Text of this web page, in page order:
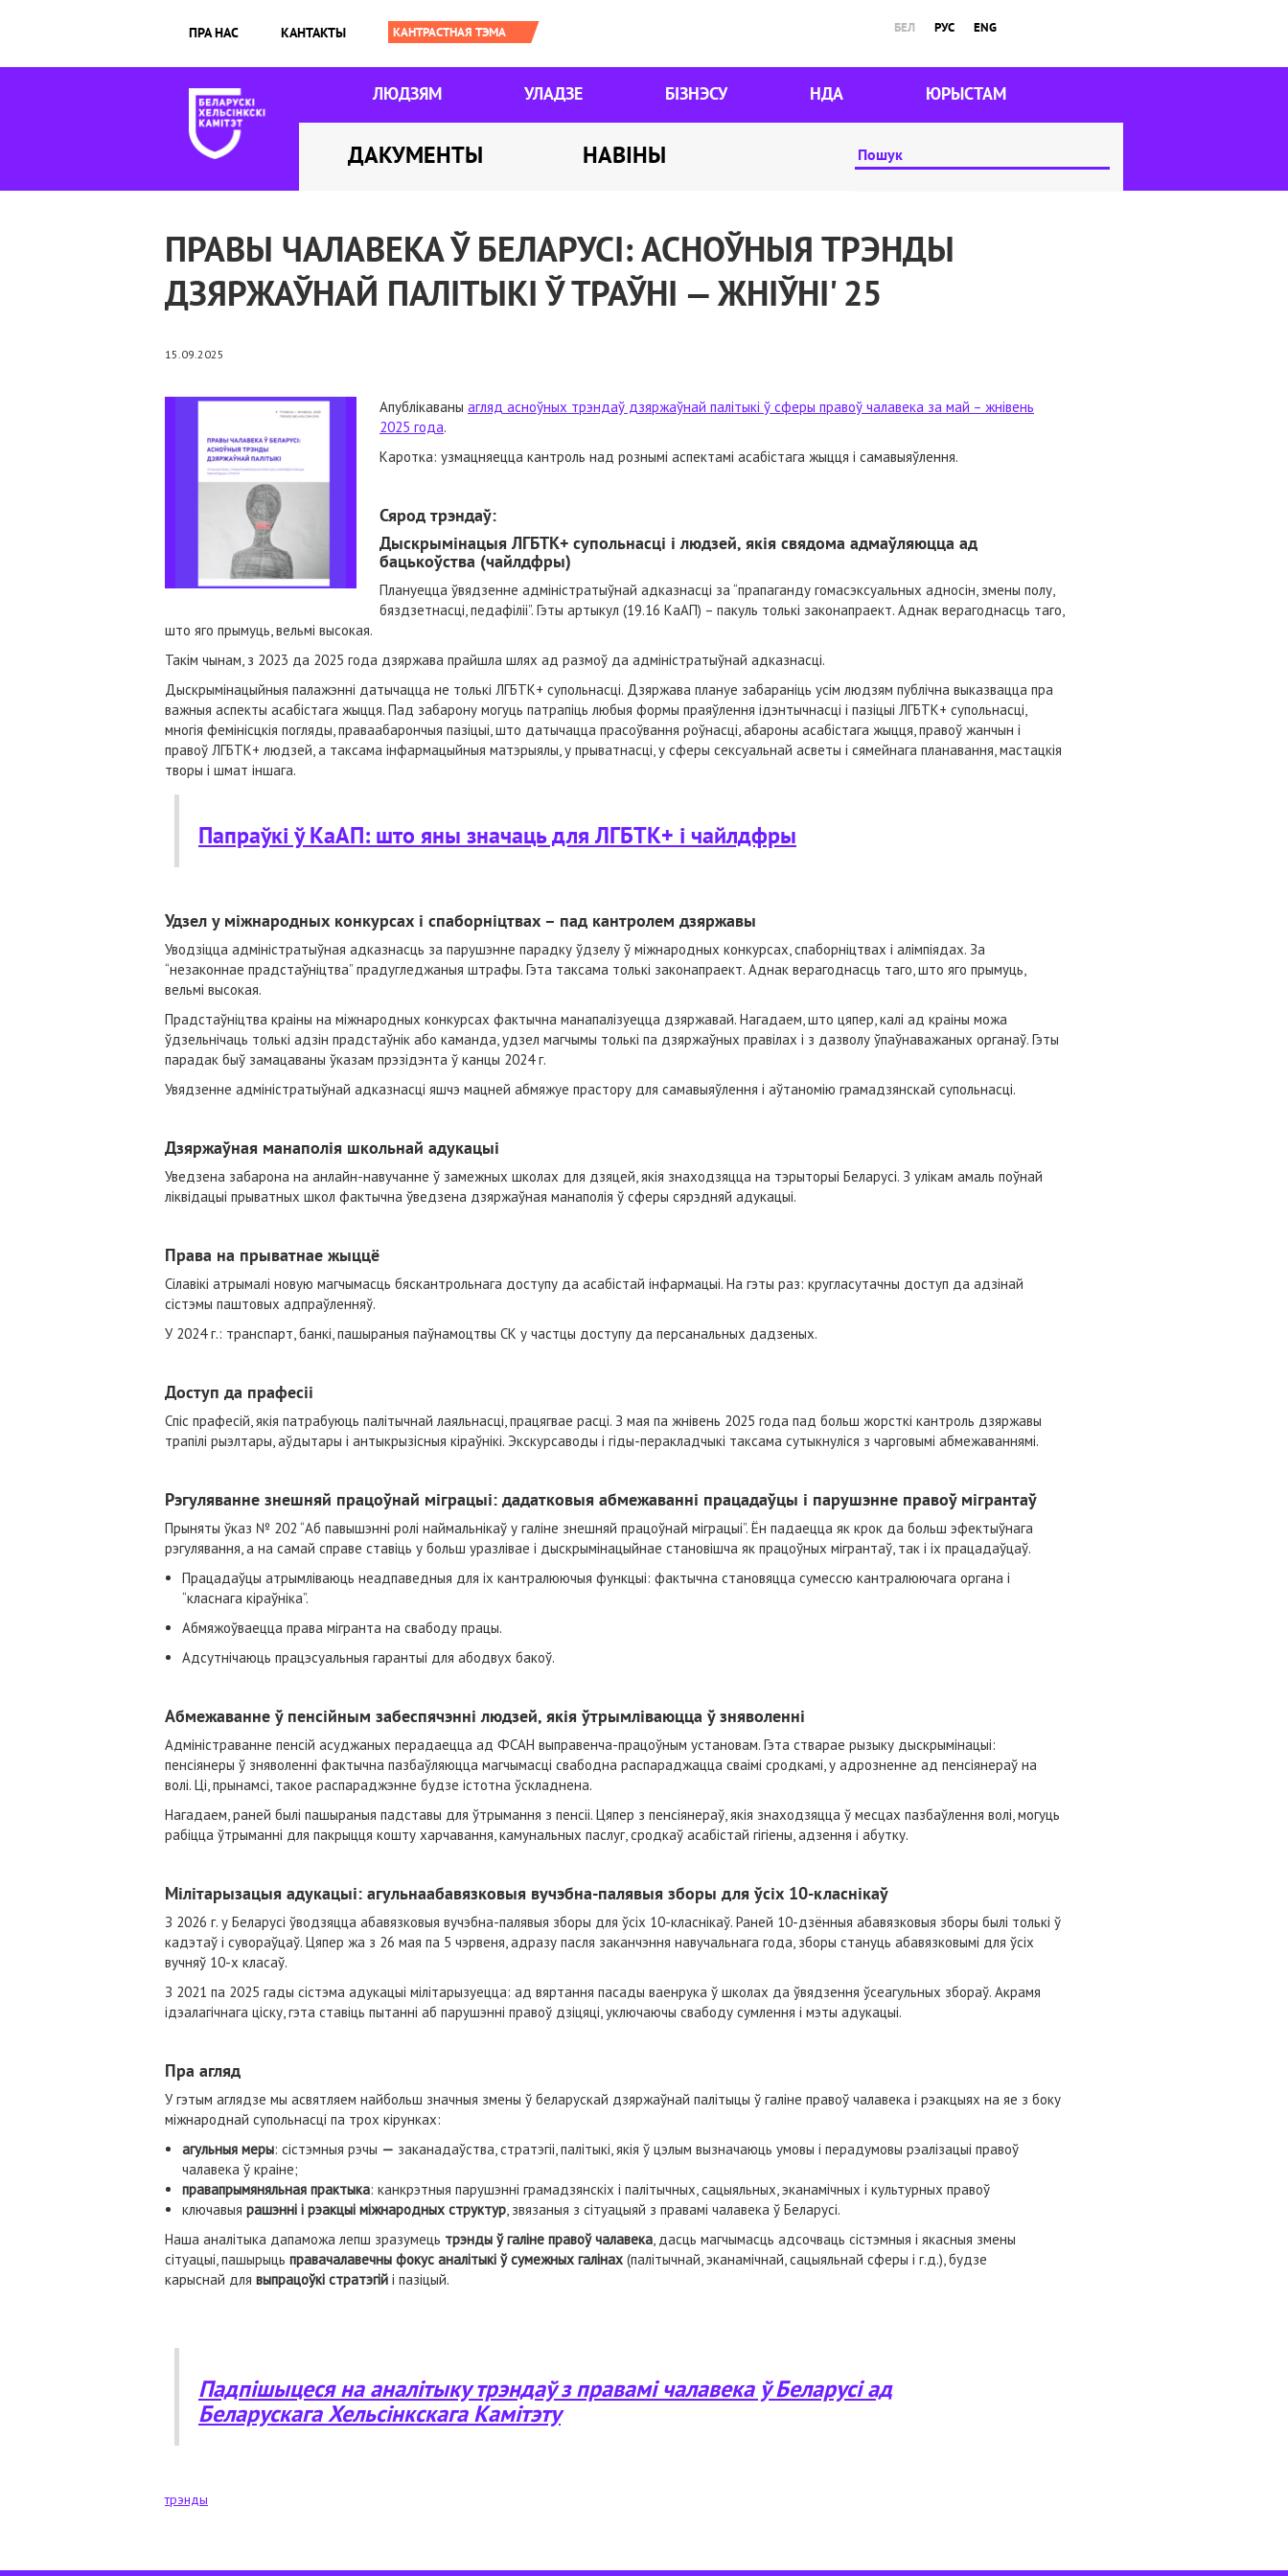
ПРА НАС КАНТАКТЫ БЕЛ РУС ENG
ЛЮДЗЯМ УЛАДЗЕ БІЗНЭСУ НДА ЮРЫСТАМ
ДАКУМЕНТЫ НАВІНЫ
ПРАВЫ ЧАЛАВЕКА Ў БЕЛАРУСІ: АСНОЎНЫЯ ТРЭНДЫ
ДЗЯРЖАЎНАЙ ПАЛІТЫКІ Ў ТРАЎНІ — ЖНІЎНІ' 25
15.09.2025
Апублікаваны агляд асноўных трэндаў дзяржаўнай палітыкі ў сферы правоў чалавека за май – жнівень
2025 года.
Каротка: узмацняецца кантроль над рознымі аспектамі асабістага жыцця і самавыяўлення.
Сярод трэндаў:
Дыскрымінацыя ЛГБТК+ супольнасці і людзей, якія свядома адмаўляюцца ад
бацькоўства (чайлдфры)
Плануецца ўвядзенне адміністратыўнай адказнасці за “прапаганду гомасэксуальных адносін, змены полу,
бяздзетнасці, педафіліі”. Гэты артыкул (19.16 КаАП) – пакуль толькі законапраект. Аднак верагоднасць таго,
што яго прымуць, вельмі высокая.
Такім чынам, з 2023 да 2025 года дзяржава прайшла шлях ад размоў да адміністратыўнай адказнасці.
Дыскрымінацыйныя палажэнні датычацца не толькі ЛГБТК+ супольнасці. Дзяржава плануе забараніць усім людзям публічна выказвацца пра
важныя аспекты асабістага жыцця. Пад забарону могуць патрапіць любыя формы праяўлення ідэнтычнасці і пазіцыі ЛГБТК+ супольнасці,
многія фемінісцкія погляды, праваабарончыя пазіцыі, што датычацца прасоўвання роўнасці, абароны асабістага жыцця, правоў жанчын і
правоў ЛГБТК+ людзей, а таксама інфармацыйныя матэрыялы, у прыватнасці, у сферы сексуальнай асветы і сямейнага планавання, мастацкія
творы і шмат іншага.
Папраўкі ў КаАП: што яны значаць для ЛГБТК+ і чайлдфры
Удзел у міжнародных конкурсах і спаборніцтвах – пад кантролем дзяржавы
Уводзіцца адміністратыўная адказнасць за парушэнне парадку ўдзелу ў міжнародных конкурсах, спаборніцтвах і алімпіядах. За
“незаконнае прадстаўніцтва” прадугледжаныя штрафы. Гэта таксама толькі законапраект. Аднак верагоднасць таго, што яго прымуць,
вельмі высокая.
Прадстаўніцтва краіны на міжнародных конкурсах фактычна манапалізуецца дзяржавай. Нагадаем, што цяпер, калі ад краіны можа
ўдзельнічаць толькі адзін прадстаўнік або каманда, удзел магчымы толькі па дзяржаўных правілах і з дазволу ўпаўнаважаных органаў. Гэты
парадак быў замацаваны ўказам прэзідэнта ў канцы 2024 г.
Увядзенне адміністратыўнай адказнасці яшчэ мацней абмяжуе прастору для самавыяўлення і аўтаномію грамадзянскай супольнасці.
Дзяржаўная манаполія школьнай адукацыі
Уведзена забарона на анлайн-навучанне ў замежных школах для дзяцей, якія знаходзяцца на тэрыторыі Беларусі. З улікам амаль поўнай
ліквідацыі прыватных школ фактычна ўведзена дзяржаўная манаполія ў сферы сярэдняй адукацыі.
Права на прыватнае жыццё
Сілавікі атрымалі новую магчымасць бяскантрольнага доступу да асабістай інфармацыі. На гэты раз: кругласутачны доступ да адзінай
сістэмы паштовых адпраўленняў.
У 2024 г.: транспарт, банкі, пашыраныя паўнамоцтвы СК у частцы доступу да персанальных дадзеных.
Доступ да прафесіі
Спіс прафесій, якія патрабуюць палітычнай лаяльнасці, працягвае расці. З мая па жнівень 2025 года пад больш жорсткі кантроль дзяржавы
трапілі рыэлтары, аўдытары і антыкрызісныя кіраўнікі. Экскурсаводы і гіды-перакладчыкі таксама сутыкнуліся з чарговымі абмежаваннямі.
Рэгуляванне знешняй працоўнай міграцыі: дадатковыя абмежаванні працадаўцы і парушэнне правоў мігрантаў
Прыняты ўказ № 202 “Аб павышэнні ролі наймальнікаў у галіне знешняй працоўнай міграцыі”. Ён падаецца як крок да больш эфектыўнага
рэгулявання, а на самай справе ставіць у больш уразлівае і дыскрымінацыйнае становішча як працоўных мігрантаў, так і іх працадаўцаў.
Працадаўцы атрымліваюць неадпаведныя для іх кантралюючыя функцыі: фактычна становяцца сумессю кантралюючага органа і
“класнага кіраўніка”.
Абмяжоўваецца права мігранта на свабоду працы.
Адсутнічаюць працэсуальныя гарантыі для абодвух бакоў.
Абмежаванне ў пенсійным забеспячэнні людзей, якія ўтрымліваюцца ў зняволенні
Адміністраванне пенсій асуджаных перадаецца ад ФСАН выправенча-працоўным установам. Гэта стварае рызыку дыскрымінацыі:
пенсіянеры ў зняволенні фактычна пазбаўляюцца магчымасці свабодна распараджацца сваімі сродкамі, у адрозненне ад пенсіянераў на
волі. Ці, прынамсі, такое распараджэнне будзе істотна ўскладнена.
Нагадаем, раней былі пашыраныя падставы для ўтрымання з пенсіі. Цяпер з пенсіянераў, якія знаходзяцца ў месцах пазбаўлення волі, могуць
рабіцца ўтрыманні для пакрыцця кошту харчавання, камунальных паслуг, сродкаў асабістай гігіены, адзення і абутку.
Мілітарызацыя адукацыі: агульнаабавязковыя вучэбна-палявыя зборы для ўсіх 10-класнікаў
З 2026 г. у Беларусі ўводзяцца абавязковыя вучэбна-палявыя зборы для ўсіх 10-класнікаў. Раней 10-дзённыя абавязковыя зборы былі толькі ў
кадэтаў і сувораўцаў. Цяпер жа з 26 мая па 5 чэрвеня, адразу пасля заканчэння навучальнага года, зборы стануць абавязковымі для ўсіх
вучняў 10-х класаў.
З 2021 па 2025 гады сістэма адукацыі мілітарызуецца: ад вяртання пасады ваенрука ў школах да ўвядзення ўсеагульных збораў. Акрамя
ідэалагічнага ціску, гэта ставіць пытанні аб парушэнні правоў дзіцяці, уключаючы свабоду сумлення і мэты адукацыі.
Пра агляд
У гэтым аглядзе мы асвятляем найбольш значныя змены ў беларускай дзяржаўнай палітыцы ў галіне правоў чалавека і рэакцыях на яе з боку
міжнароднай супольнасці па трох кірунках:
агульныя меры: сістэмныя рэчы — заканадаўства, стратэгіі, палітыкі, якія ў цэлым вызначаюць умовы і перадумовы рэалізацыі правоў
чалавека ў краіне;
правапрымяняльная практыка: канкрэтныя парушэнні грамадзянскіх і палітычных, сацыяльных, эканамічных і культурных правоў
ключавыя рашэнні і рэакцыі міжнародных структур, звязаныя з сітуацыяй з правамі чалавека ў Беларусі.
Наша аналітыка дапаможа лепш зразумець трэнды ў галіне правоў чалавека, дасць магчымасць адсочваць сістэмныя і якасныя змены
сітуацыі, пашырыць правачалавечны фокус аналітыкі ў сумежных галінах (палітычнай, эканамічнай, сацыяльнай сферы і г.д.), будзе
карыснай для выпрацоўкі стратэгій і пазіцый.
Падпішыцеся на аналітыку трэндаў з правамі чалавека ў Беларусі ад
Беларускага Хельсінкскага Камітэту
трэнды